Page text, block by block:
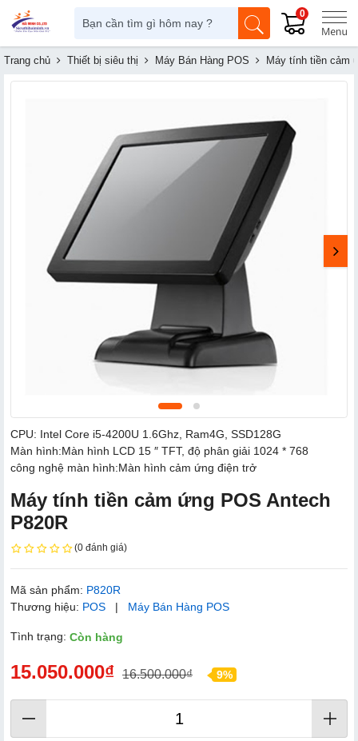
0
Trang chủ Thiết bị siêu thị Máy Bán Hàng POS Máy tính tiền cảm
CPU: Intel Core i5-4200U 1.6Ghz, Ram4G, SSD128G
Màn hình:Màn hình LCD 15 ″ TFT, độ phân giải 1024 * 768
công nghệ màn hình:Màn hình cảm ứng điện trở
Máy tính tiền cảm ứng POS Antech
P820R
(0 đánh giá)
Mã sản phẩm: P820R
Thương hiệu: POS | Máy Bán Hàng POS
Tình trạng: Còn hàng
15.050.000₫ 16.500.000₫ 9%